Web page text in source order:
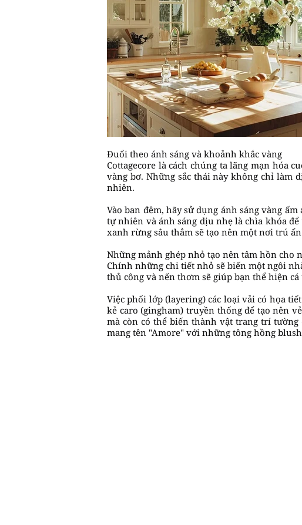
Đuổi theo ánh sáng và khoảnh khắc vàng
Cottagecore là cách chúng ta lãng mạn hóa
vàng bơ. Những sắc thái này không chỉ
nhiên.
Vào ban đêm, hãy sử dụng ánh sáng vàng
tự nhiên và ánh sáng dịu nhẹ là chìa khóa
xanh rừng sâu thẳm sẽ tạo nên một nơi trú
Những mảnh ghép nhỏ tạo nên tâm hồn cho
Chính những chi tiết nhỏ sẽ biến một ngôi
thủ công và nến thơm sẽ giúp bạn thể hiện
Việc phối lớp (layering) các loại vải có họa
kẻ caro (gingham) truyền thống để tạo nên
mà còn có thể biến thành vật trang trí tường
mang tên "Amore" với những tông hồng